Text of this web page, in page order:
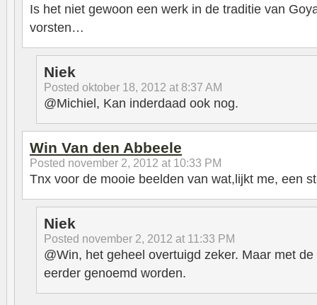
Is het niet gewoon een werk in de traditie van
vorsten…
Niek
Posted oktober 18, 2012 at 8:37 AM
@Michiel, Kan inderdaad ook nog.
Win Van den Abbeele
Posted november 2, 2012 at 10:33 PM
Tnx voor de mooie beelden van wat,lijkt me, een
Niek
Posted november 2, 2012 at 11:33 PM
@Win, het geheel overtuigd zeker. Maar met
eerder genoemd worden.